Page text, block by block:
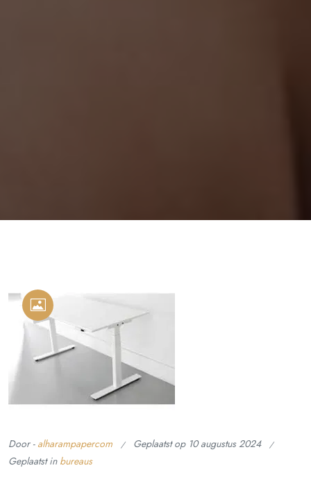
Door - alharampapercom Geplaatst op 10 augustus 2024
Geplaatst in bureaus